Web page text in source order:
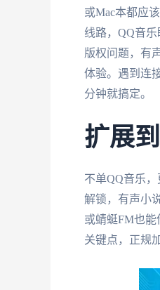
或Mac本都应
线路，QQ音
版权问题，有
体验。遇到连
分钟就搞定。
扩展
不单QQ音乐
解锁，有声小
或蜻蜓FM也能
关键点，正规